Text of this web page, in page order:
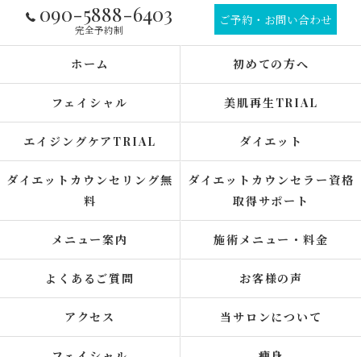
090-5888-6403
完全予約制
ご予約・お問い合わせ
ホーム 初めての方へ
フェイシャル 美肌再生TRIAL
エイジングケアTRIAL ダイエット
ダイエットカウンセリング無
料
ダイエットカウンセラー資格
取得サポート
メニュー案内 施術メニュー・料金
よくあるご質問 お客様の声
アクセス 当サロンについて